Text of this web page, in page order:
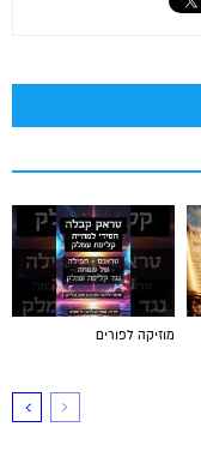
מוזיקה לפורים